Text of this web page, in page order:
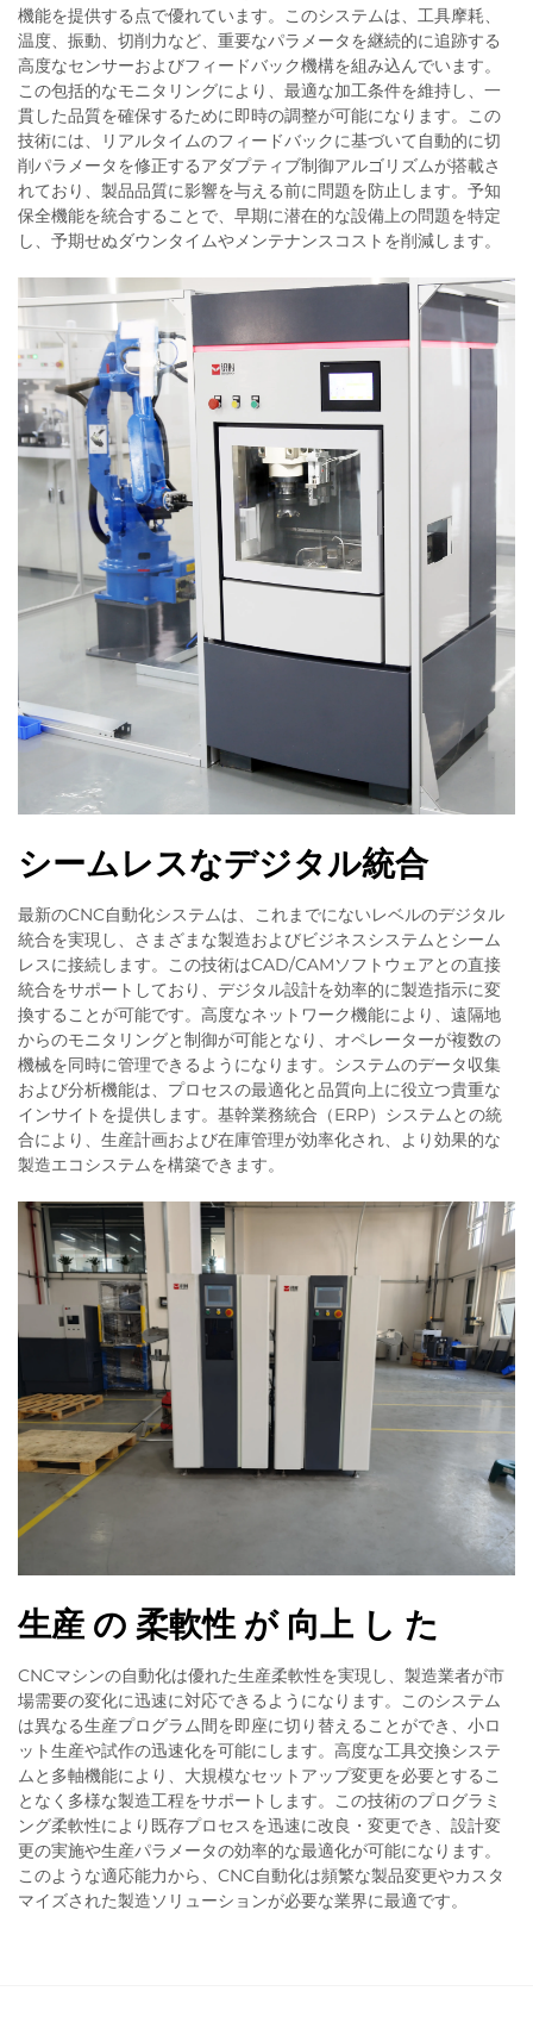
機能を提供する点で優れています。このシステムは、工具摩耗、
温度、振動、切削力など、重要なパラメータを継続的に追跡する
高度なセンサーおよびフィードバック機構を組み込んでいます。
この包括的なモニタリングにより、最適な加工条件を維持し、一
貫した品質を確保するために即時の調整が可能になります。この
技術には、リアルタイムのフィードバックに基づいて自動的に切
削パラメータを修正するアダプティブ制御アルゴリズムが搭載さ
れており、製品品質に影響を与える前に問題を防止します。予知
保全機能を統合することで、早期に潜在的な設備上の問題を特定
し、予期せぬダウンタイムやメンテナンスコストを削減します。
シームレスなデジタル統合
最新のCNC自動化システムは、これまでにないレベルのデジタル
統合を実現し、さまざまな製造およびビジネスシステムとシーム
レスに接続します。この技術はCAD/CAMソフトウェアとの直接
統合をサポートしており、デジタル設計を効率的に製造指示に変
換することが可能です。高度なネットワーク機能により、遠隔地
からのモニタリングと制御が可能となり、オペレーターが複数の
機械を同時に管理できるようになります。システムのデータ収集
および分析機能は、プロセスの最適化と品質向上に役立つ貴重な
インサイトを提供します。基幹業務統合（ERP）システムとの統
合により、生産計画および在庫管理が効率化され、より効果的な
製造エコシステムを構築できます。
生産 の 柔軟性 が 向上 し た
CNCマシンの自動化は優れた生産柔軟性を実現し、製造業者が市
場需要の変化に迅速に対応できるようになります。このシステム
は異なる生産プログラム間を即座に切り替えることができ、小ロ
ット生産や試作の迅速化を可能にします。高度な工具交換システ
ムと多軸機能により、大規模なセットアップ変更を必要とするこ
となく多様な製造工程をサポートします。この技術のプログラミ
ング柔軟性により既存プロセスを迅速に改良・変更でき、設計変
更の実施や生産パラメータの効率的な最適化が可能になります。
このような適応能力から、CNC自動化は頻繁な製品変更やカスタ
マイズされた製造ソリューションが必要な業界に最適です。